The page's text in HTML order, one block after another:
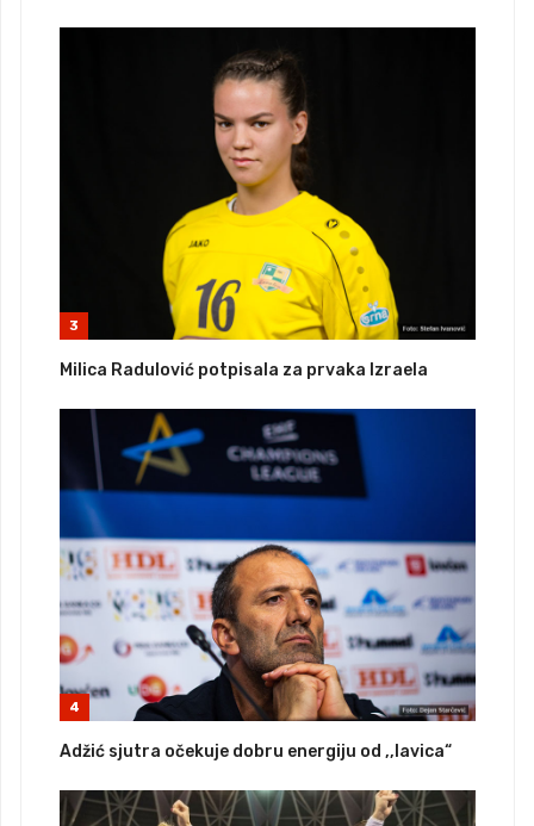
3
Milica Radulović potpisala za prvaka Izraela
4
Adžić sjutra očekuje dobru energiju od ,,lavica“